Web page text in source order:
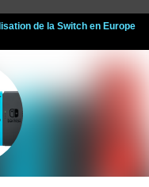
de la Switch en Europe